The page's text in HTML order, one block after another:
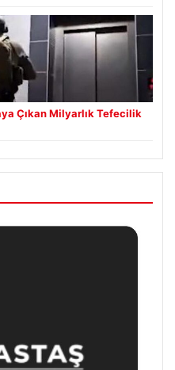
Çıkan Milyarlık Tefecilik